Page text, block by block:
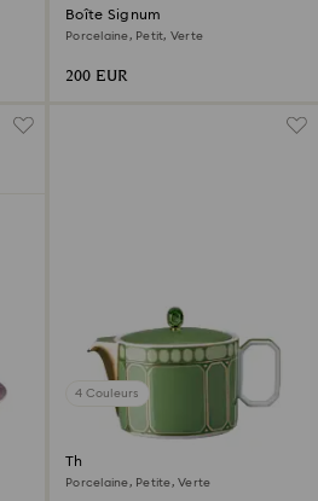
Boîte Signum
Porcelaine, Petit, Verte
200 EUR
4 Couleurs
Théière Signum
Porcelaine, Petite, Verte